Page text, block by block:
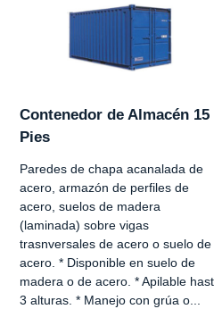
Contenedor de Almacén 15
Pies
Paredes de chapa acanalada de
acero, armazón de perfiles de
acero, suelos de madera
(laminada) sobre vigas
trasnversales de acero o suelo de
acero. * Disponible en suelo de
madera o de acero. * Apilable
3 alturas. * Manejo con grúa o...